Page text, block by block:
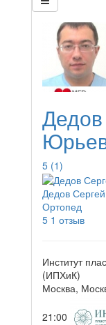
5 (1)
Дедов
Ортопед
5 1 отзыв
Институт
(ИПХиК)
Москва,
21:00